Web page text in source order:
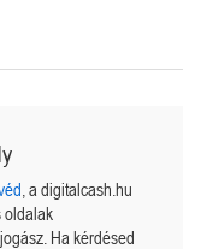
, a digitalcash.hu
oldalak
Ha kérdésed